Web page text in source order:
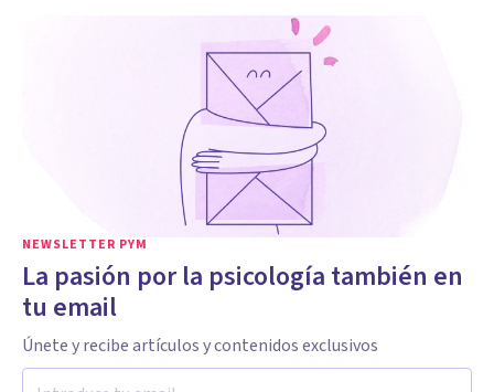
NEWSLETTER PYM
La pasión por la psicología también en
tu email
Únete y recibe artículos y contenidos exclusivos